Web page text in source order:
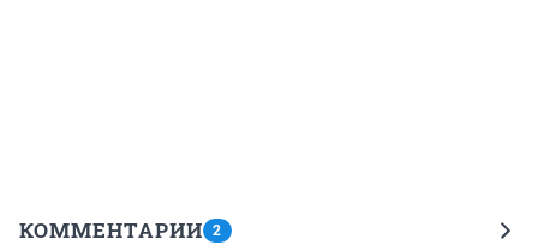
КОММЕНТАРИИ 2